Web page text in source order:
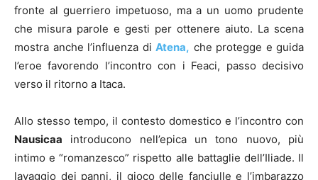
fronte al guerriero impetuoso, ma a un uomo prudente
che misura parole e gesti per ottenere aiuto. La scena
mostra anche l’influenza di Atena, che protegge e guida
l’eroe favorendo l’incontro con i Feaci, passo decisivo
verso il ritorno a Itaca.
Allo stesso tempo, il contesto domestico e l’incontro con
Nausicaa introducono nell’epica un tono nuovo, più
intimo e “romanzesco” rispetto alle battaglie dell’Iliade. Il
lavaggio dei panni, il gioco delle fanciulle e l’imbarazzo